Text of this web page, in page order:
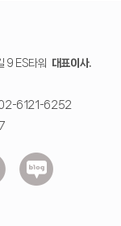
9 ES타워
대표이사.
02-6121-6252